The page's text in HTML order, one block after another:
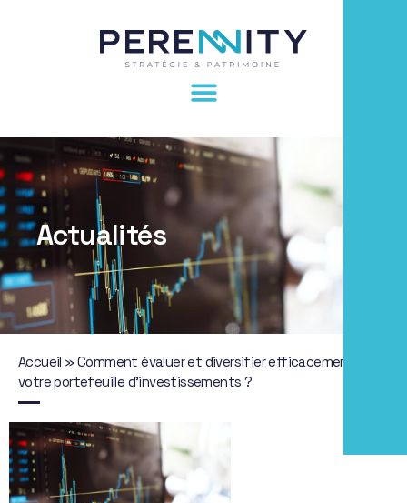
Actualités
Accueil »Comment évaluer et diversifier efficacement
votre portefeuille d’investissements ?